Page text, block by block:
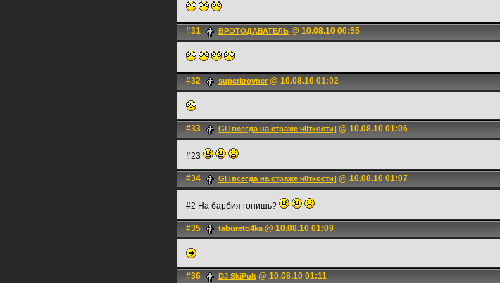
#31 ВРОТОДАВАТЕЛЬ @ 10.08.10 00:55
#32 superkrovner @ 10.08.10 01:02
#33 Gl [всегда на страже ч0ткости] @ 10.08.10 01:06
#23
#34 Gl [всегда на страже ч0ткости] @ 10.08.10 01:07
#2 На барбия гонишь?
#35 tabureto4ka@ 10.08.10 01:09
#36 DJ SkiPult @ 10.08.10 01:11